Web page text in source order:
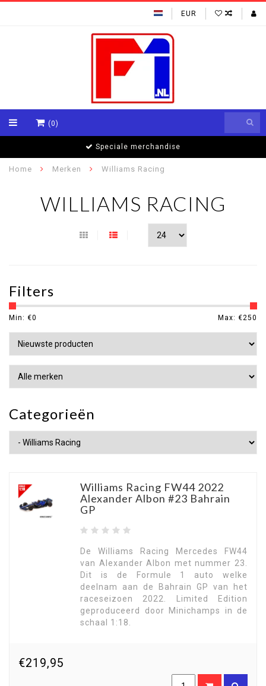
EUR
(0)
Speciale merchandise
Home Merken Williams Racing
WILLIAMS RACING
Filters
Min: €0 Max: €250
Categorieën
Williams Racing FW44 2022
Alexander Albon #23 Bahrain
GP
De Williams Racing Mercedes FW44
van Alexander Albon met nummer 23.
Dit is de Formule 1 auto welke
deelnam aan de Bahrain GP van het
raceseizoen 2022. Limited Edition
geproduceerd door Minichamps in de
schaal 1:18.
€219,95